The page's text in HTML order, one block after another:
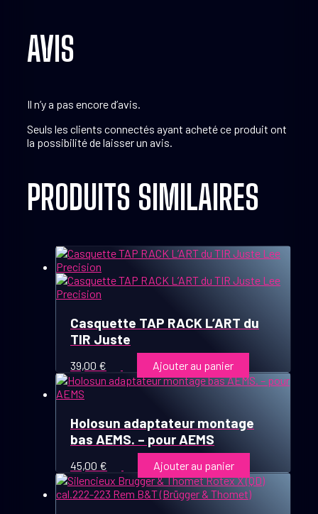
AVIS
Il n’y a pas encore d’avis.
Seuls les clients connectés ayant acheté ce produit ont
la possibilité de laisser un avis.
PRODUITS SIMILAIRES
Casquette TAP RACK L’ART du
TIR Juste
39,00 € Ajouter au panier
Holosun adaptateur montage
bas AEMS. – pour AEMS
45,00 € Ajouter au panier